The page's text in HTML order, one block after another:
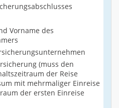
Vorname des
(muss den
der Reise
mit mehrmaliger Einreise
der ersten Einreise